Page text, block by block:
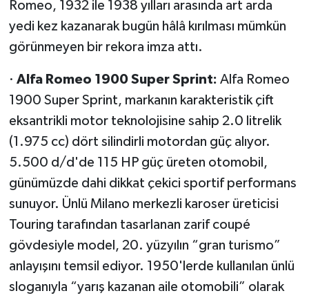
Romeo, 1932 ile 1938 yılları arasında art arda
yedi kez kazanarak bugün hâlâ kırılması mümkün
görünmeyen bir rekora imza attı.
· Alfa Romeo 1900 Super Sprint: Alfa Romeo
1900 Super Sprint, markanın karakteristik çift
eksantrikli motor teknolojisine sahip 2.0 litrelik
(1.975 cc) dört silindirli motordan güç alıyor.
5.500 d/d'de 115 HP güç üreten otomobil,
günümüzde dahi dikkat çekici sportif performans
sunuyor. Ünlü Milano merkezli karoser üreticisi
Touring tarafından tasarlanan zarif coupé
gövdesiyle model, 20. yüzyılın “gran turismo”
anlayışını temsil ediyor. 1950'lerde kullanılan ünlü
sloganıyla “yarış kazanan aile otomobili” olarak